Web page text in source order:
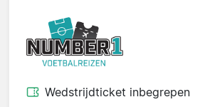
Wedstrijdticket inbegrepen